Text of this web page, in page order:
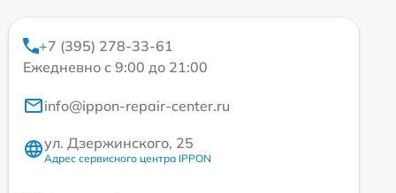
+7 (395) 278-33-61
Ежедневно с 9:00 до 21:00
info@ippon-repair-center.ru
ул. Дзержинского, 25
Адрес сервисного центра IPPON